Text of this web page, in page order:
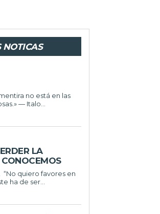
NOTICAS
no está en las
— Italo...
LA
ha de ser...